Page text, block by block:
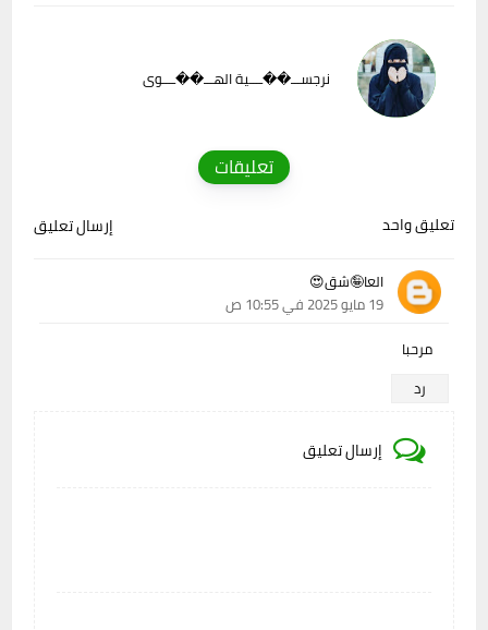
نرجســـ��ــــية الهـــ��ــــوى
تعليقات
تعليق واحد إرسال تعليق
العا🤪شق😍
19 مايو 2025 في 10:55 ص
مرحبا
رد
إرسال تعليق